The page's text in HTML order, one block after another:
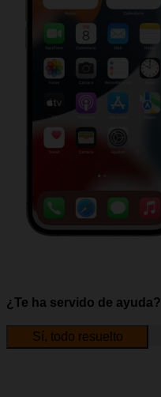
¿Te ha servido de ayuda?
Sí, todo resuelto